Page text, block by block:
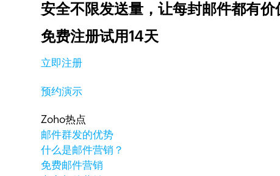
安全不限发送量，让每封邮件都有价
免费注册试用14天
立即注册
预约演示
Zoho热点
邮件群发的优势
什么是邮件营销？
免费邮件营销